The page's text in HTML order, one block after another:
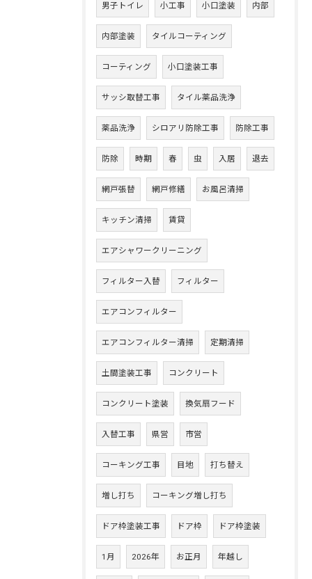
男子トイレ 小工事 小口塗装 内部
内部塗装 タイルコーティング
コーティング 小口塗装工事
サッシ取替工事 タイル薬品洗浄
薬品洗浄 シロアリ防除工事 防除工事
防除 時期 春 虫 入居 退去
網戸張替 網戸修繕 お風呂清掃
キッチン清掃 賃貸
エアシャワークリーニング
フィルター入替 フィルター
エアコンフィルター
エアコンフィルター清掃 定期清掃
土間塗装工事 コンクリート
コンクリート塗装 換気扇フード
入替工事 県営 市営
コーキング工事 目地 打ち替え
増し打ち コーキング増し打ち
ドア枠塗装工事 ドア枠 ドア枠塗装
1月 2026年 お正月 年越し